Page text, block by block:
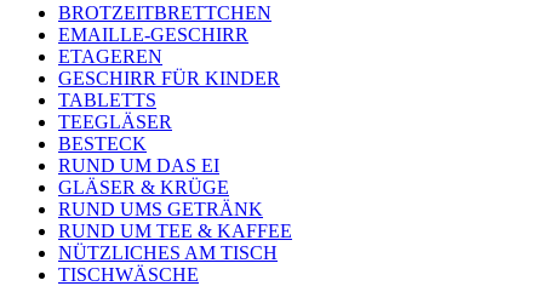
BROTZEITBRETTCHEN
EMAILLE-GESCHIRR
ETAGEREN
GESCHIRR FÜR KINDER
TABLETTS
TEEGLÄSER
BESTECK
RUND UM DAS EI
GLÄSER & KRÜGE
RUND UMS GETRÄNK
RUND UM TEE & KAFFEE
NÜTZLICHES AM TISCH
TISCHWÄSCHE